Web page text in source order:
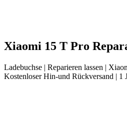
Xiaomi 15 T Pro
Ladebuchse | Reparieren lassen |
Kostenloser Hin-und Rückversand | 1